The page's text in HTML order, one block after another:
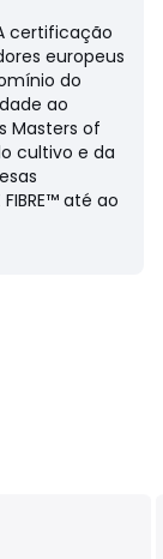
certificação
europeus
do
ao
Masters of
cultivo e da
até ao